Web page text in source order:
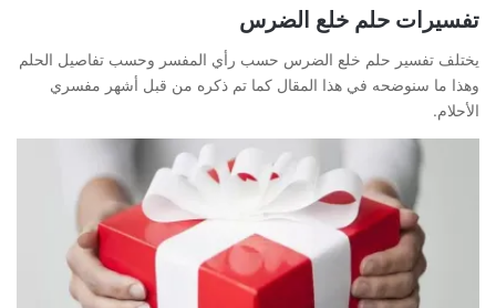
تفسيرات حلم خلع الضرس
يختلف تفسير حلم خلع الضرس حسب رأي المفسر وحسب تفاصيل الحلم
وهذا ما سنوضحه في هذا المقال كما تم ذكره من قبل أشهر مفسري
الأحلام.